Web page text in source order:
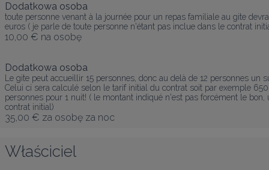
Dodatkowa osoba
toute personne venant à la journée pour un repas familiale au gite
euros ( je parle de toute personne n'étant pas inclue dans le contrat
10,00 € na osobę
Dodatkowa osoba
Le gite peut accueillir 15 personnes, donc au delà de 12 personnes
Celui ci sera calculé selon le tarif initial du contrat soit par exemple
personnes pour 1 nuit! ( le montant indiqué n'est pas forcément le
contrat initial)
35,00 € za osobę za noc
Właściciel